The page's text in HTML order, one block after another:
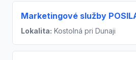
Marketingové služby
Lokalita: Kostolná pri Dunaji